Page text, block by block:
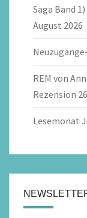
Saga Band
August 2026
REM von
Rezension
Lesemonat